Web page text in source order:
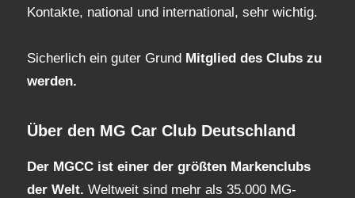
Kontakte, national und international, sehr wichtig.
Sicherlich ein guter Grund Mitglied des Clubs zu
werden.
Über den MG Car Club Deutschland
Der MGCC ist einer der größten Markenclubs
der Welt. Weltweit sind mehr als 35.000 MG-